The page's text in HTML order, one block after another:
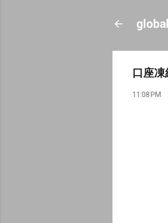
口座
11:08 PM